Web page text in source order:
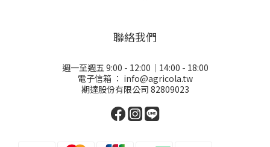
聯絡我們
週一至週五 9:00 - 12:00｜14:00 - 18:00
電子信箱 ： info@agricola.tw
期達股份有限公司 82809023